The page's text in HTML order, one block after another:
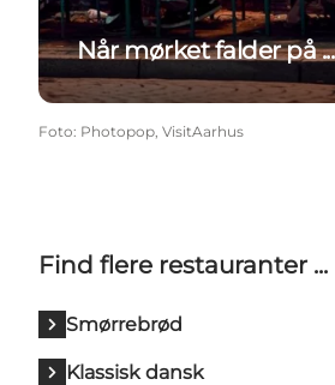
Når mørket falder på ...
Foto: Photopop, VisitAarhus
Find flere restauranter ...
Smørrebrød
Klassisk dansk